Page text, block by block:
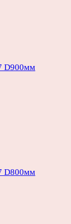
D900мм
D800мм